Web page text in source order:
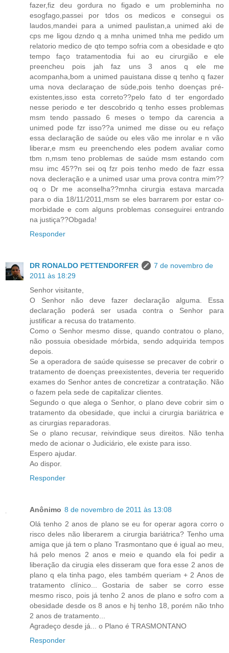
fazer,fiz deu gordura no figado e um probleminha no
esogfago,passei por tdos os medicos e consegui os
laudos,mandei para a unimed paulistan,a unimed aki de
cps me ligou dzndo q a mnha unimed tnha me pedido um
relatorio medico de qto tempo sofria com a obesidade e qto
tempo faço tratamentodia fui ao eu cirurgião e ele
preencheu pois jah faz uns 3 anos q ele me
acompanha,bom a unimed pauistana disse q tenho q fazer
uma nova declaraçao de súde,pois tenho doenças pré-
existentes,isso esta correto??pelo fato d ter engordado
nesse periodo e ter descobrido q tenho esses problemas
msm tendo passado 6 meses o tempo da carencia a
unimed pode fzr isso??a unimed me disse ou eu refaço
essa declaração de saúde ou eles vão me inrolar e n vão
liberar,e msm eu preenchendo eles podem avaliar como
tbm n,msm teno problemas de saúde msm estando com
msu imc 45??n sei oq fzr pois tenho medo de fazr essa
nova decleração e a unimed usar uma prova contra mim??
oq o Dr me aconselha??mnha cirurgia estava marcada
para o dia 18/11/2011,msm se eles barrarem por estar co-
morbidade e com alguns problemas conseguirei entrando
na justiça??Obgada!
Responder
DR RONALDO PETTENDORFER
7 de novembro de
2011 às 18:29
Senhor visitante,
O Senhor não deve fazer declaração alguma. Essa
declaração poderá ser usada contra o Senhor para
justificar a recusa do tratamento.
Como o Senhor mesmo disse, quando contratou o plano,
não possuia obesidade mórbida, sendo adquirida tempos
depois.
Se a operadora de saúde quisesse se precaver de cobrir o
tratamento de doenças preexistentes, deveria ter requerido
exames do Senhor antes de concretizar a contratação. Não
o fazem pela sede de capitalizar clientes.
Segundo o que alega o Senhor, o plano deve cobrir sim o
tratamento da obesidade, que inclui a cirurgia bariátrica e
as cirurgias reparadoras.
Se o plano recusar, reivindique seus direitos. Não tenha
medo de acionar o Judiciário, ele existe para isso.
Espero ajudar.
Ao dispor.
Responder
Anônimo 8 de novembro de 2011 às 13:08
Olá tenho 2 anos de plano se eu for operar agora corro o
risco deles não liberarem a cirurgia bariátrica? Tenho uma
amiga que já tem o plano Trasmontano que é igual ao meu,
há pelo menos 2 anos e meio e quando ela foi pedir a
liberação da cirugia eles disseram que fora esse 2 anos de
plano q ela tinha pago, eles também queriam + 2 Anos de
tratamento clínico... Gostaria de saber se corro esse
mesmo risco, pois já tenho 2 anos de plano e sofro com a
obesidade desde os 8 anos e hj tenho 18, porém não tnho
2 anos de tratamento...
Agradeço desde já... o Plano é TRASMONTANO
Responder